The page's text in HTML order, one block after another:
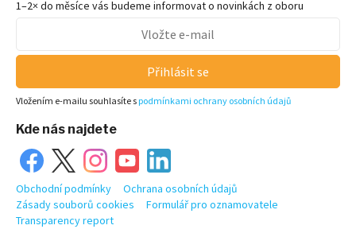
1–2× do měsíce vás budeme informovat o novinkách z oboru
Přihlásit se
Vložením e-mailu souhlasíte s podmínkami ochrany osobních údajů
Kde nás najdete
Obchodní podmínky
Ochrana osobních údajů
Zásady souborů cookies
Formulář pro oznamovatele
Transparency report